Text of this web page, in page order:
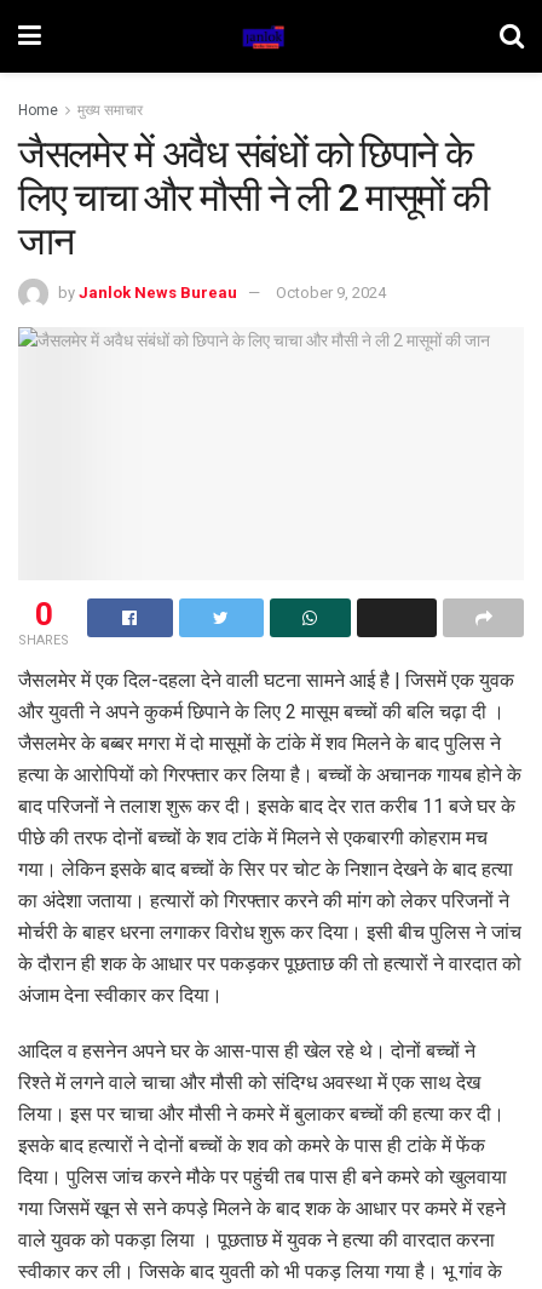
Home मुख्य समाचार
जैसलमेर में अवैध संबंधों को छिपाने के
लिए चाचा और मौसी ने ली 2 मासूमों की
जान
by Janlok News Bureau October 9, 2024
0
SHARES
जैसलमेर में एक दिल-दहला देने वाली घटना सामने आई है | जिसमें एक युवक
और युवती ने अपने कुकर्म छिपाने के लिए 2 मासूम बच्चों की बलि चढ़ा दी ।
जैसलमेर के बब्बर मगरा में दो मासूमों के टांके में शव मिलने के बाद पुलिस ने
हत्या के आरोपियों को गिरफ्तार कर लिया है। बच्चों के अचानक गायब होने के
बाद परिजनों ने तलाश शुरू कर दी। इसके बाद देर रात करीब 11 बजे घर के
पीछे की तरफ दोनों बच्चों के शव टांके में मिलने से एकबारगी कोहराम मच
गया। लेकिन इसके बाद बच्चों के सिर पर चोट के निशान देखने के बाद हत्या
का अंदेशा जताया। हत्यारों को गिरफ्तार करने की मांग को लेकर परिजनों ने
मोर्चरी के बाहर धरना लगाकर विरोध शुरू कर दिया। इसी बीच पुलिस ने जांच
के दौरान ही शक के आधार पर पकड़कर पूछताछ की तो हत्यारों ने वारदात को
अंजाम देना स्वीकार कर दिया।
आदिल व हसनेन अपने घर के आस-पास ही खेल रहे थे। दोनों बच्चों ने
रिश्ते में लगने वाले चाचा और मौसी को संदिग्ध अवस्था में एक साथ देख
लिया। इस पर चाचा और मौसी ने कमरे में बुलाकर बच्चों की हत्या कर दी।
इसके बाद हत्यारों ने दोनों बच्चों के शव को कमरे के पास ही टांके में फेंक
दिया। पुलिस जांच करने मौके पर पहुंची तब पास ही बने कमरे को खुलवाया
गया जिसमें खून से सने कपड़े मिलने के बाद शक के आधार पर कमरे में रहने
वाले युवक को पकड़ा लिया । पूछताछ में युवक ने हत्या की वारदात करना
स्वीकार कर ली। जिसके बाद युवती को भी पकड़ लिया गया है। भू गांव के